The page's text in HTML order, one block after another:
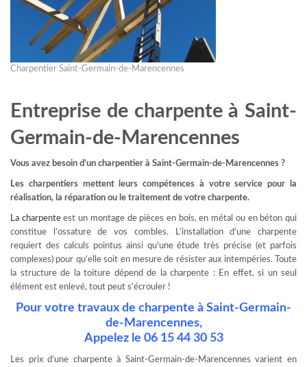
Charpentier Saint-Germain-de-Marencennes
Entreprise de charpente à Saint-
Germain-de-Marencennes
Vous avez besoin d’un charpentier à Saint-Germain-de-Marencennes ?
Les charpentiers mettent leurs compétences à votre service pour la
réalisation, la réparation ou le traitement de votre charpente.
La charpenteest un montage de pièces en bois, en métal ou en béton qui
constitue l’ossature de vos combles. L’installation d’une charpente
requiert des calculs pointus ainsi qu’une étude très précise (et parfois
complexes) pour qu’elle soit en mesure de résister aux intempéries. Toute
la structure de la toiture dépend de la charpente : En effet, si un seul
élément est enlevé, tout peut s’écrouler !
Pour votre travaux de charpente à Saint-Germain-
de-Marencennes,
Appelez le 06 15 44 30 53
Les prix d’une charpente à Saint-Germain-de-Marencennes varient en